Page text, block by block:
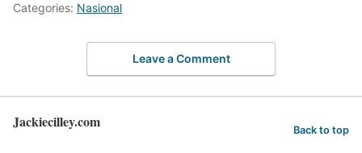
Categories: Nasional
Leave a Comment
Jackiecilley.com Back to top